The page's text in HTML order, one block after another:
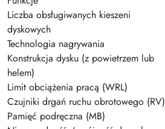
Liczba obsługiwanych kieszeni
dyskowych
Technologia nagrywania
Konstrukcja dysku (z powietrzem lub
helem)
Limit obciążenia pracą (WRL)
Czujniki drgań ruchu obrotowego (RV)
Pamięć podręczna (MB)